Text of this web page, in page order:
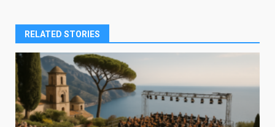
RELATED STORIES